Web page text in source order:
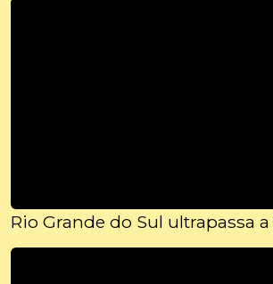
Rio Grande do Sul ultrapassa